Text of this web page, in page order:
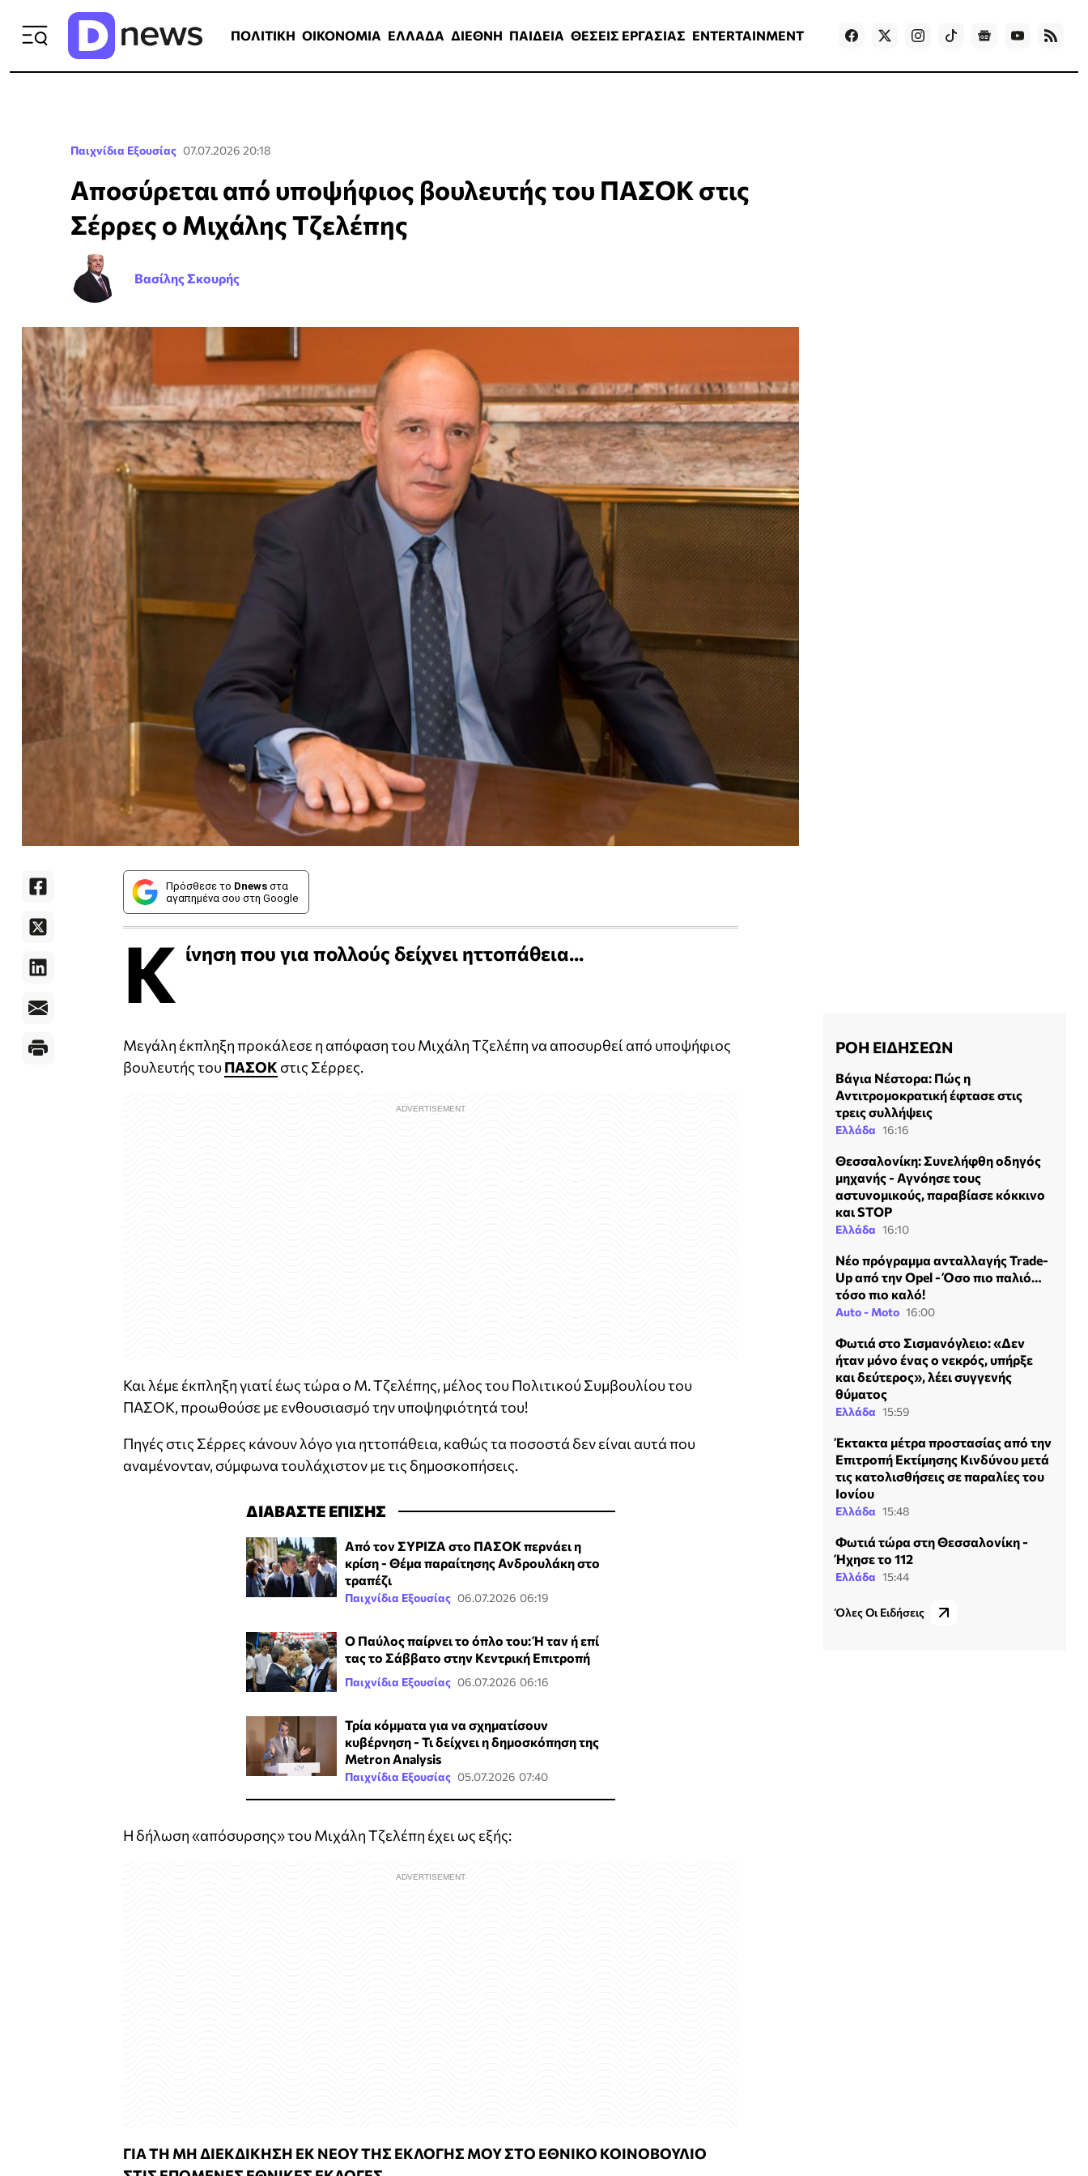
ΠΟΛΙΤΙΚΗ ΟΙΚΟΝΟΜΙΑ ΕΛΛΑΔΑ ΔΙΕΘΝΗ ΠΑΙΔΕΙΑ ΘΕΣΕΙΣ ΕΡΓΑΣΙΑΣ ENTERTAINMENT Games
Παιχνίδια Εξουσίας 07.07.2026 20:18
Αποσύρεται από υποψήφιος βουλευτής του ΠΑΣΟΚ στις
Σέρρες ο Μιχάλης Τζελέπης
Βασίλης Σκουρής
Πρόσθεσε το Dnews στα
αγαπημένα σου στη Google
Κ ίνηση που για πολλούς δείχνει ηττοπάθεια...
Μεγάλη έκπληξη προκάλεσε η απόφαση του Μιχάλη Τζελέπη να αποσυρθεί από υποψήφιος
βουλευτής τουΠΑΣΟΚ στις Σέρρες.
Και λέμε έκπληξη γιατί έως τώρα ο Μ. Τζελέπης, μέλος του Πολιτικού Συμβουλίου του
ΠΑΣΟΚ, προωθούσε με ενθουσιασμό την υποψηφιότητά του!
Πηγές στις Σέρρες κάνουν λόγο για ηττοπάθεια, καθώς τα ποσοστά δεν είναι αυτά που
αναμένονταν, σύμφωνα τουλάχιστον με τις δημοσκοπήσεις.
ΔΙΑΒΑΣΤΕ ΕΠΙΣΗΣ
Από τον ΣΥΡΙΖΑ στο ΠΑΣΟΚ περνάει η
κρίση - Θέμα παραίτησης Ανδρουλάκη στο
τραπέζι
Παιχνίδια Εξουσίας 06.07.2026 06:19
Ο Παύλος παίρνει τo όπλο του: Ή ταν ή επί
τας το Σάββατο στην Κεντρική Επιτροπή
Παιχνίδια Εξουσίας 06.07.2026 06:16
Τρία κόμματα για να σχηματίσουν
κυβέρνηση - Τι δείχνει η δημοσκόπηση της
Metron Analysis
Παιχνίδια Εξουσίας 05.07.2026 07:40
Η δήλωση «απόσυρσης» του Μιχάλη Τζελέπη έχει ως εξής:
ΓΙΑ ΤΗ ΜΗ ΔΙΕΚΔΙΚΗΣΗ ΕΚ ΝΕΟΥ ΤΗΣ ΕΚΛΟΓΗΣ ΜΟΥ ΣΤΟ ΕΘΝΙΚΟ ΚΟΙΝΟΒΟΥΛΙΟ
ΡΟΗ ΕΙΔΗΣΕΩΝ
Βάγια Νέστορα: Πώς η
Αντιτρομοκρατική έφτασε στις
τρεις συλλήψεις
Ελλάδα 16:16
Θεσσαλονίκη: Συνελήφθη οδηγός
μηχανής - Αγνόησε τους
αστυνομικούς, παραβίασε κόκκινο
και STOP
Ελλάδα 16:10
Νέο πρόγραμμα ανταλλαγής Trade-
Up από την Opel - Όσο πιο παλιό…
τόσο πιο καλό!
Auto - Moto 16:00
Φωτιά στο Σισμανόγλειο: «Δεν
ήταν μόνο ένας ο νεκρός, υπήρξε
και δεύτερος», λέει συγγενής
θύματος
Ελλάδα 15:59
Έκτακτα μέτρα προστασίας από την
Επιτροπή Εκτίμησης Κινδύνου μετά
τις κατολισθήσεις σε παραλίες του
Ιονίου
Ελλάδα 15:48
Φωτιά τώρα στη Θεσσαλονίκη -
Ήχησε το 112
Ελλάδα 15:44
Όλες Οι Ειδήσεις